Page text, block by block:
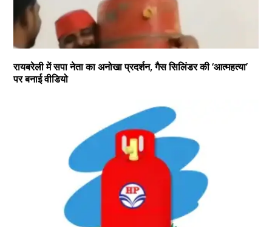
रायबरेली में सपा नेता का अनोखा प्रदर्शन, गैस सिलिंडर की ‘आत्महत्या’
पर बनाई वीडियो